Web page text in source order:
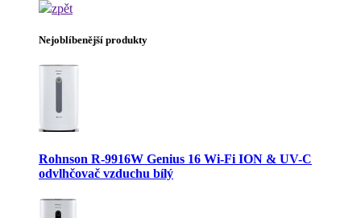
zpět
Nejoblíbenější produkty
Rohnson R-9916W Genius 16 Wi-Fi ION & UV-C
odvlhčovač vzduchu bílý